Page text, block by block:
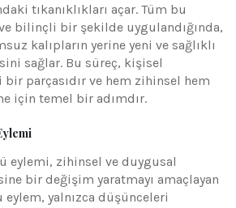
tıkanıklıkları açar. Tüm bu
bilinçli bir şekilde uygulandığında,
kalıpların yerine yeni ve sağlıklı
sağlar. Bu süreç, kişisel
parçasıdır ve hem zihinsel hem
için temel bir adımdır.
eylemi, zihinsel ve duygusal
bir değişim yaratmayı amaçlayan
yalnızca düşünceleri